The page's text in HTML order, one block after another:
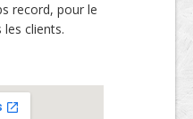
record, pour le
clients.